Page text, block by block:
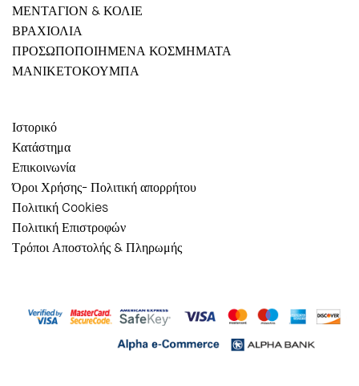
ΜΕΝΤΑΓΙΟΝ & ΚΟΛΙΕ
ΒΡΑΧΙΟΛΙΑ
ΠΡΟΣΩΠΟΠΟΙΗΜΕΝΑ ΚΟΣΜΗΜΑΤΑ
ΜΑΝΙΚΕΤΟΚΟΥΜΠΑ
Ιστορικό
Κατάστημα
Επικοινωνία
Όροι Χρήσης- Πολιτική απορρήτου
Πολιτική Cookies
Πολιτική Επιστροφών
Τρόποι Αποστολής & Πληρωμής